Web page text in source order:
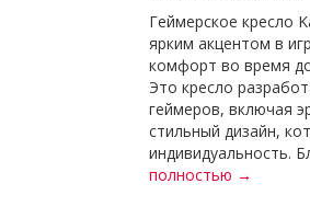
Геймерское кресло
ярким акцентом в
комфорт во время
Это кресло
геймеров, включая
стильный дизайн,
индивидуальность.
полностью →